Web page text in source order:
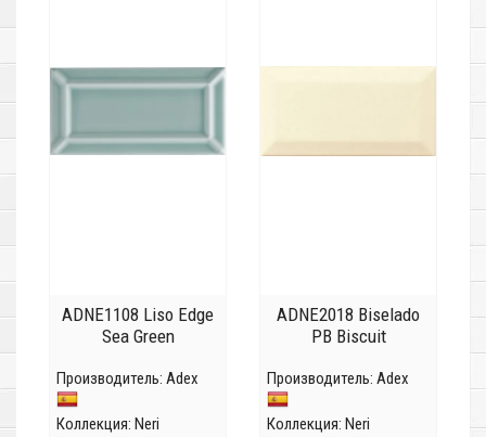
ADNE1108 Liso Edge
Sea Green
Производитель: Adex
Коллекция: Neri
ADNE2018 Biselado
PB Biscuit
Производитель: Adex
Коллекция: Neri